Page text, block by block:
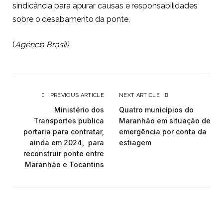
sindicância para apurar causas e responsabilidades
sobre o desabamento da ponte.
(Agência Brasil)
PREVIOUS ARTICLE
Ministério dos
Transportes publica
portaria para contratar,
ainda em 2024, para
reconstruir ponte entre
Maranhão e Tocantins
NEXT ARTICLE
Quatro municípios do
Maranhão em situação de
emergência por conta da
estiagem